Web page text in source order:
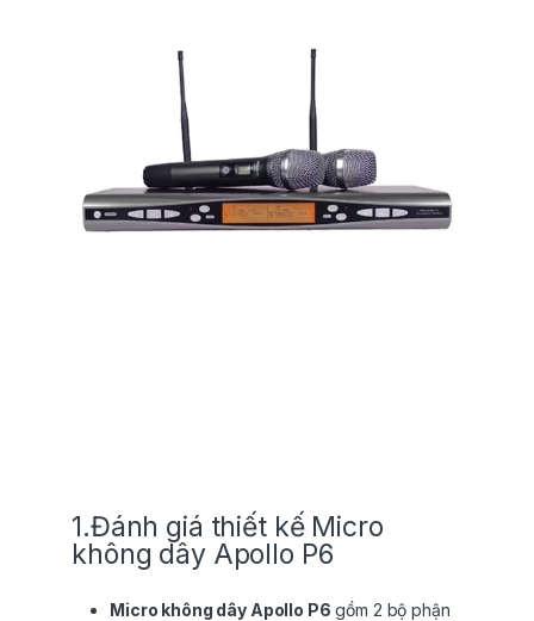
1.Đánh giá thiết kế Micro
không dây Apollo P6
Micro không dây Apollo P6 gồm 2 bộ phận